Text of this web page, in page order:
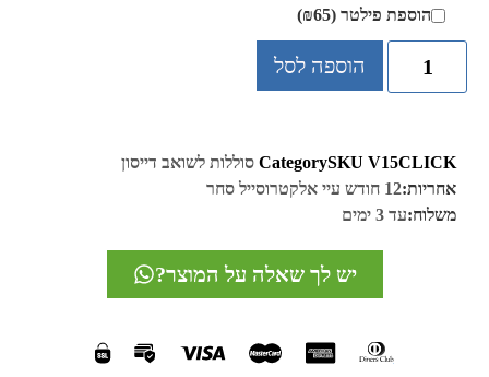
הוספת פילטר (
₪65
)
הוספה לסל
SKU V15CLICK
Category סוללות לשואב דייסון
אחריות:12 חודש עיי אלקטרוסייל סחר
משלוח:עד 3 ימים
יש לך שאלה על המוצר?